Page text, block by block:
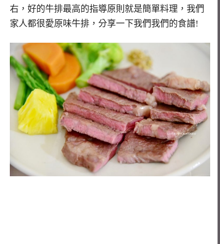
右，好的牛排最高的指導原則就是簡單料理，我們
家人都很愛原味牛排，分享一下我們我們的食譜!